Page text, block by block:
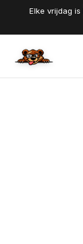
Elke vrijdag is